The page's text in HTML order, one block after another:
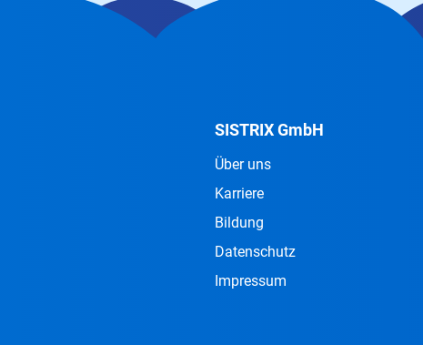
SISTRIX GmbH
Über uns
Karriere
Bildung
Datenschutz
Impressum